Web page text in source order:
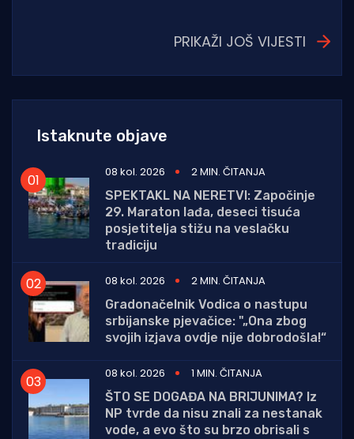
PRIKAŽI JOŠ VIJESTI
Istaknute objave
08 kol. 2026
2 MIN. ČITANJA
SPEKTAKL NA NERETVI: Započinje
29. Maraton lađa, deseci tisuća
posjetitelja stižu na veslačku
tradiciju
08 kol. 2026
2 MIN. ČITANJA
Gradonačelnik Vodica o nastupu
srbijanske pjevačice: "„Ona zbog
svojih izjava ovdje nije dobrodošla!“
08 kol. 2026
1 MIN. ČITANJA
ŠTO SE DOGAĐA NA BRIJUNIMA? Iz
NP tvrde da nisu znali za nestanak
vode, a evo što su brzo obrisali s